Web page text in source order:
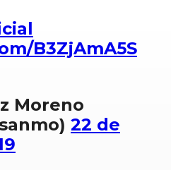
B3ZjAmA5S
Moreno
22 de